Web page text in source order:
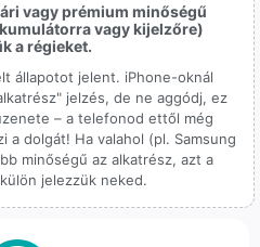
vagy prémium minőségű
vagy kijelzőre)
a régieket.
állapotot jelent. iPhone-oknál
jelzés, de ne aggódj, ez
– a telefonod ettől még
dolgát! Ha valahol (pl. Samsung
minőségű az alkatrész, azt a
jelezzük neked.